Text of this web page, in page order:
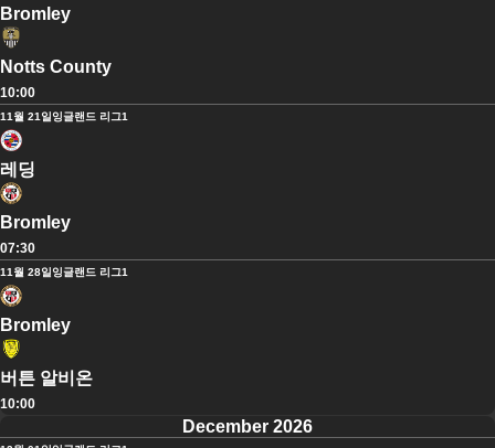
Bromley
Notts County
10:00
11월 21일 잉글랜드 리그1
레딩
Bromley
07:30
11월 28일 잉글랜드 리그1
Bromley
버튼 알비온
10:00
December 2026